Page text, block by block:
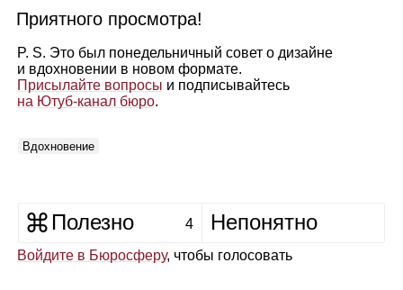
Приятного просмотра!
P. S. Это был понедельничный совет о дизайне
и вдохновении в новом формате.
Присылайте вопросы и подписывайтесь
на Ютуб‑канал бюро.
Вдохновение
Полезно 4 Непонятно
Войдите в Бюросферу, чтобы голосовать